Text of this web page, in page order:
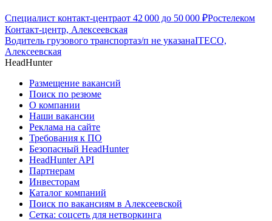
Специалист контакт-центраот 42 000 до 50 000 ₽Ростелеком
Контакт-центр, Алексеевская
Водитель грузового транспортаз/п не указанаITECO,
Алексеевская
HeadHunter
Размещение вакансий
Поиск по резюме
О компании
Наши вакансии
Реклама на сайте
Требования к ПО
Безопасный HeadHunter
HeadHunter API
Партнерам
Инвесторам
Каталог компаний
Поиск по вакансиям в Алексеевской
Сетка: соцсеть для нетворкинга